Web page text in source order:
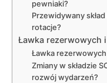
pewniaki?
Przewidywany
rotacje?
Ławka rezerwowych
Ławka rezerwowych
Zmiany w składzie
rozwój wydarzeń?